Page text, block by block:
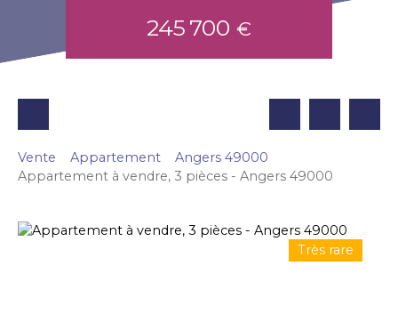
245 700 €
Vente Appartement
Angers 49000
Appartement à vendre, 3 pièces - Angers 49000
Très rare